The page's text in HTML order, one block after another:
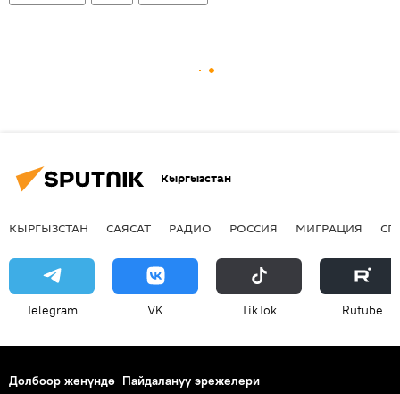
Кыргызстан
КЫРГЫЗСТАН САЯСАТ РАДИО РОССИЯ МИГРАЦИЯ
Telegram VK ТikТоk Rutube
Долбоор жөнүндө Пайдалануу эрежелери